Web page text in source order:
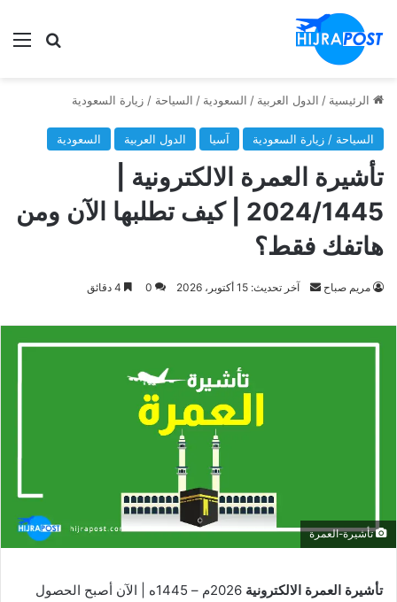
ابحث
الرئيسية / الدول العربية / السعودية / السياحة / زيارة السعودية
السياحة / زيارة السعودية آسيا الدول العربية السعودية
تأشيرة العمرة الالكترونية |
2024/1445 | كيف تطلبها الآن ومن
هاتفك فقط؟
مريم صباح
أرسل
إلكترونيا
آخر تحديث: 15 أكتوبر، 2026 0
تأشيرة-العمرة
تأشيرة العمرة الالكترونية
2026م – 1445ه | الآن أصبح الحصول